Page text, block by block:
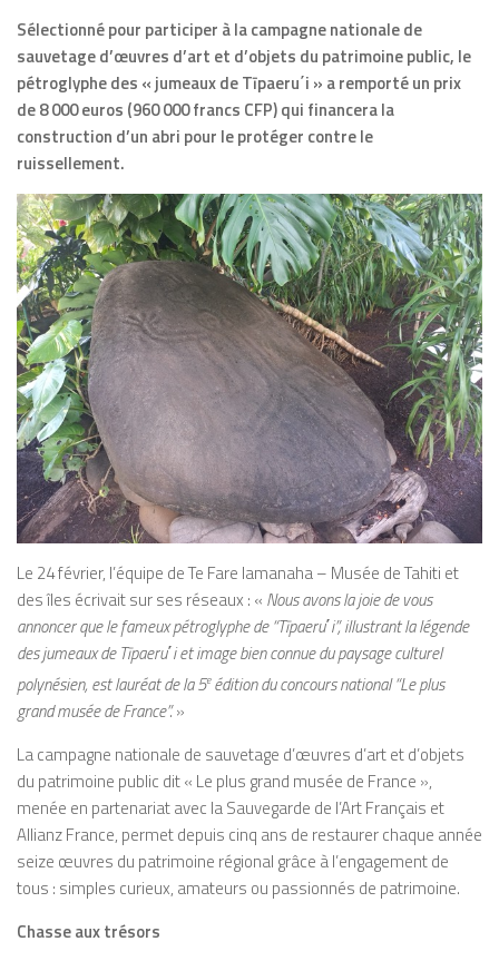
Sélectionné pour participer à la campagne nationale de
sauvetage d’œuvres d’art et d’objets du patrimoine public, le
pétroglyphe des « jumeaux de Tīpaeru΄i » a remporté un prix
de 8 000 euros (960 000 francs CFP) qui financera la
construction d’un abri pour le protéger contre le
ruissellement.
Le 24 février, l’équipe de Te Fare Iamanaha – Musée de Tahiti et
des îles écrivait sur ses réseaux : « Nous avons la joie de vous
annoncer que le fameux pétroglyphe de“Tīpaeru΄i”,illustrant la légende
des jumeaux de Tīpaeru΄i et image bien connue du paysage culturel
polynésien, est lauréat de la 5eédition du concours national“Le plus
grand musée de France”.»
La campagne nationale de sauvetage d’œuvres d’art et d’objets
du patrimoine public dit « Le plus grand musée de France »,
menée en partenariat avec la Sauvegarde de l’Art Français et
Allianz France, permet depuis cinq ans de restaurer chaque année
seize œuvres du patrimoine régional grâce à l’engagement de
tous : simples curieux, amateurs ou passionnés de patrimoine.
Chasse aux trésors